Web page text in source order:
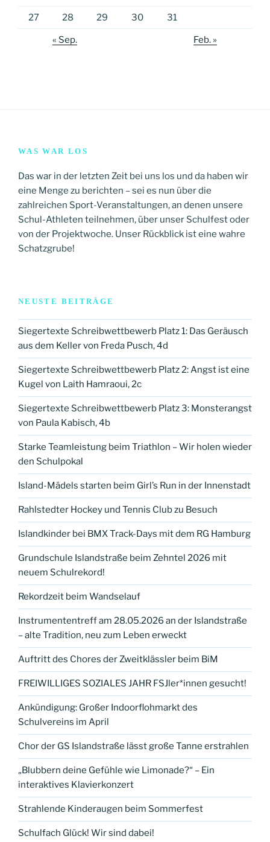
27 28 29 30 31
« Sep. Feb. »
WAS WAR LOS
Das war in der letzten Zeit bei uns los und da haben wir
eine Menge zu berichten – sei es nun über die
zahlreichen Sport-Veranstaltungen, an denen unsere
Schul-Athleten teilnehmen, über unser Schulfest oder
von der Projektwoche. Unser Rückblick ist eine wahre
Schatzgrube!
NEUSTE BEITRÄGE
Siegertexte Schreibwettbewerb Platz 1: Das Geräusch
aus dem Keller von Freda Pusch, 4d
Siegertexte Schreibwettbewerb Platz 2: Angst ist eine
Kugel von Laith Hamraoui, 2c
Siegertexte Schreibwettbewerb Platz 3: Monsterangst
von Paula Kabisch, 4b
Starke Teamleistung beim Triathlon – Wir holen wieder
den Schulpokal
Island-Mädels starten beim Girl’s Run in der Innenstadt
Rahlstedter Hockey und Tennis Club zu Besuch
Islandkinder bei BMX Track-Days mit dem RG Hamburg
Grundschule Islandstraße beim Zehntel 2026 mit
neuem Schulrekord!
Rekordzeit beim Wandselauf
Instrumententreff am 28.05.2026 an der Islandstraße
– alte Tradition, neu zum Leben erweckt
Auftritt des Chores der Zweitklässler beim BiM
FREIWILLIGES SOZIALES JAHR FSJler*innen gesucht!
Ankündigung: Großer Indoorflohmarkt des
Schulvereins im April
Chor der GS Islandstraße lässt große Tanne erstrahlen
„Blubbern deine Gefühle wie Limonade?“ – Ein
interaktives Klavierkonzert
Strahlende Kinderaugen beim Sommerfest
Schulfach Glück! Wir sind dabei!